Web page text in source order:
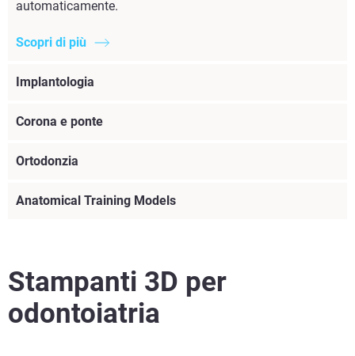
automaticamente.
Scopri di più
Implantologia
Corona e ponte
Ortodonzia
Anatomical Training Models
Stampanti 3D per
odontoiatria